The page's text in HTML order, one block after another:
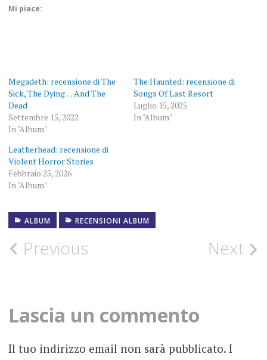
Mi piace:
Megadeth: recensione di The
Sick, The Dying… And The
Dead
Settembre 15, 2022
In "Album"
The Haunted: recensione di
Songs Of Last Resort
Luglio 15, 2025
In "Album"
Leatherhead: recensione di
Violent Horror Stories
Febbraio 25, 2026
In "Album"
ALBUM
RECENSIONI ALBUM
ALBUM
FOTOGRAFIE
TERRIFIER
THRASH
Post
Previous Next
Lascia un commento
Il tuo indirizzo email non sarà pubblicato. I